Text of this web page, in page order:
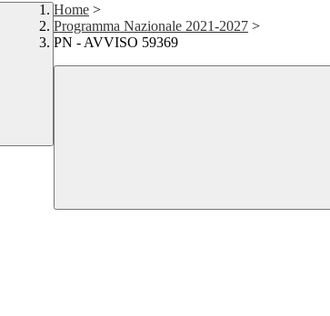
Home >
Programma Nazionale 2021-2027 >
PN - AVVISO 59369